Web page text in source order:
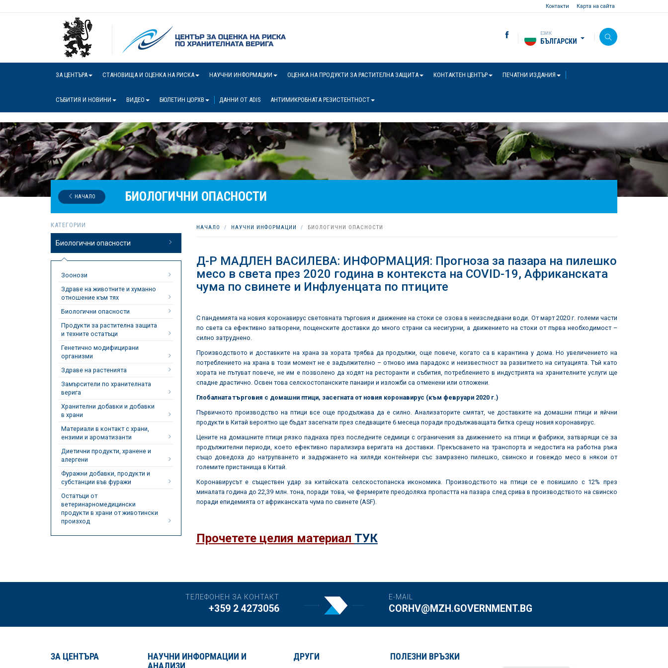
Контакти Карта на сайта
ЕЗИК
БЪЛГАРСКИ
ЗА ЦЕНТЪРА СТАНОВИЩА И ОЦЕНКА НА РИСКА НАУЧНИ ИНФОРМАЦИИ ОЦЕНКА НА ПРОДУКТИ ЗА РАСТИТЕЛНА ЗАЩИТА КОНТАКТЕН ЦЕНТЪР ПЕЧАТНИ ИЗДАНИЯ
СЪБИТИЯ И НОВИНИ ВИДЕО БЮЛЕТИН ЦОРХВ ДАННИ ОТ ADIS АНТИМИКРОБНАТА РЕЗИСТЕНТНОСТ
БИОЛОГИЧНИ ОПАСНОСТИ
НАЧАЛО
КАТЕГОРИИ
Биологични опасности
Зоонози
Здраве на животните и хуманно
отношение към тях
Биологични опасности
Продукти за растителна защита
и техните остатъци
Генетично модифицирани
организми
Здраве на растенията
Замърсители по хранителната
верига
Хранителни добавки и добавки
в храни
Материали в контакт с храни,
ензими и ароматизанти
Диетични продукти, хранене и
алергени
Фуражни добавки, продукти и
субстанции във фуражи
Остатъци от
ветеринарномедицински
продукти в храни от животински
произход
НАЧАЛО НАУЧНИ ИНФОРМАЦИИ БИОЛОГИЧНИ ОПАСНОСТИ
Д-Р МАДЛЕН ВАСИЛЕВА: ИНФОРМАЦИЯ: Прогноза за пазара на пилешко
месо в света през 2020 година в контекста на COVID-19, Африканската
чума по свинете и Инфлуенцата по птиците
С пандемията на новия коронавирус световната търговия и движение на стоки се озова в неизследвани води. От март 2020 г. големи части
по света са ефективно затворени, пощенските доставки до много страни са несигурни, а движението на стоки от първа необходимост –
силно затруднено.
Производството и доставките на храна за хората трябва да продължи, още повече, когато са в карантина у дома. Но увеличението на
потреблението на храна в този момент не е задължително – отново има парадокс и неизвестност за развитието на ситуацията. Тъй като
хората не пътуват повече, не им е позволено да ходят на ресторанти и събития, потреблението в индустрията на хранителните услуги ще
спадне драстично. Освен това селскостопанските панаири и изложби са отменени или отложени.
Глобалната търговия с домашни птици, засегната от новия коронавирус (към февруари 2020 г.)
Първичното производство на птици все още продължава да е силно. Анализаторите смятат, че доставките на домашни птици и яйчни
продукти в Китай вероятно ще бъдат засегнати през следващите 6 месеца поради продължаващата битка срещу новия коронавирус.
Цените на домашните птици рязко паднаха през последните седмици с ограничения за движението на птици и фабрики, затварящи се за
продължителни периоди, което ефективно парализира веригата на доставки. Прекъсването на транспорта и недостига на работна ръка
също доведоха до натрупването и задържането на хиляди контейнери със замразено пилешко, свинско и говеждо месо в някои от
големите пристанища в Китай.
Коронавирусът е съществен удар за китайската селскостопанска икономика. Производството на птици се е повишило с 12% през
миналата година до 22,39 млн. тона, поради това, че фермерите преодоляха пропастта на пазара след срива в производството на свинско
поради епидемията от африканската чума по свинете (ASF).
Прочетете целия материал ТУК
ТЕЛЕФОНЕН ЗА КОНТАКТ
+359 2 4273056
E-MAIL
CORHV@MZH.GOVERNMENT.BG
ЗА ЦЕНТЪРА
НАУЧНИ ИНФОРМАЦИИ И
АНАЛИЗИ
ДРУГИ ПОЛЕЗНИ ВРЪЗКИ